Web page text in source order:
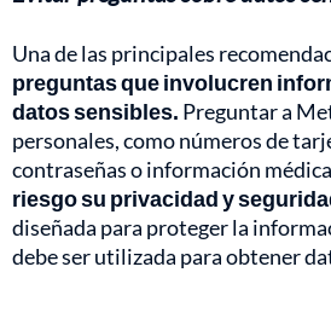
Una de las principales
preguntas que involucren
datos sensibles. Preguntar a
personales, como números de
contraseñas o información
riesgo su privacidad y
diseñada para proteger la
debe ser utilizada para obtener